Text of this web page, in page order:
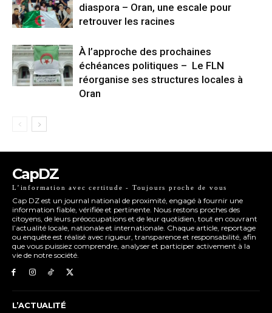
diaspora – Oran, une escale pour
retrouver les racines
À l’approche des prochaines
échéances politiques – Le FLN
réorganise ses structures locales à
Oran
CapDZ
L’information avec certitude - Toujours proche de vous
Cap DZ est un journal national de proximité, engagé à fournir une
information fiable, vérifiée et pertinente. Nous restons proches des
citoyens, de leurs préoccupations et de leur quotidien, tout en couvrant
l’actualité locale, nationale et internationale. Chaque article, reportage
ou enquête est réalisé avec rigueur, transparence et responsabilité, afin
que vous puissiez comprendre, analyser et participer activement à la
vie de notre société.
L’ACTUALITÉ